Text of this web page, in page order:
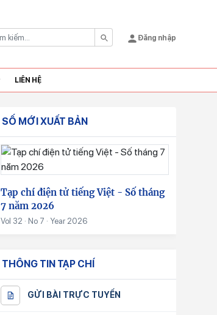
Đăng nhập
LIÊN HỆ
SỐ MỚI XUẤT BẢN
Tạp chí điện tử tiếng Việt - Số tháng
7 năm 2026
Vol 32 · No 7 · Year 2026
THÔNG TIN TẠP CHÍ
GỬI BÀI TRỰC TUYẾN